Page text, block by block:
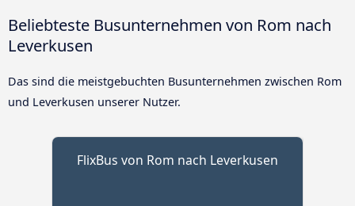
Beliebteste Busunternehmen von Rom nach
Leverkusen
Das sind die meistgebuchten Busunternehmen zwischen Rom
und Leverkusen unserer Nutzer.
FlixBus von Rom nach Leverkusen